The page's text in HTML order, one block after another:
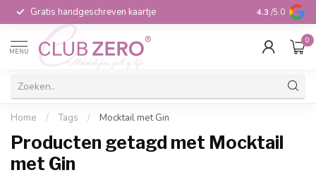
Gratis handgeschreven kaartje Voor 16:00
4.3 /5.0
MENU
0
Home / Tags / Mocktail met Gin
Producten getagd met Mocktail
met Gin